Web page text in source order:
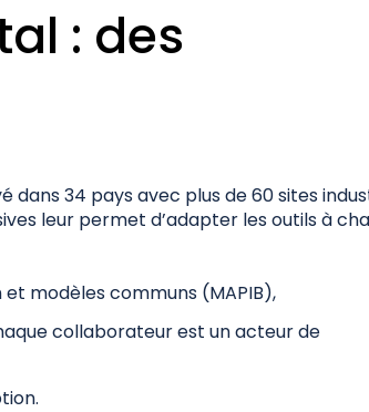
: des
dans 34 pays avec plus de 60 sites
leur permet d’adapter les outils à
modèles communs (MAPIB),
collaborateur est un acteur de